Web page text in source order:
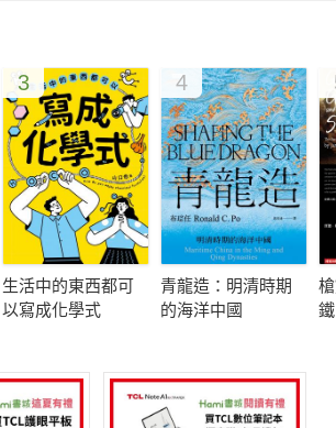
方憑什麼」、「中華憑什麼」等思考，並還
」的聯結。
思緒、數據、陳述，以人類漫長歷史累積的
現華人、西人，乃至自己的故事，更放眼未
可能！
3
生活中的東西都可
以寫成化學式
4
青龍造：明清時期
的海洋中國